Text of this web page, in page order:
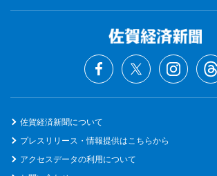
佐賀経済新聞について
プレスリリース・情報提供はこちらから
アクセスデータの利用について